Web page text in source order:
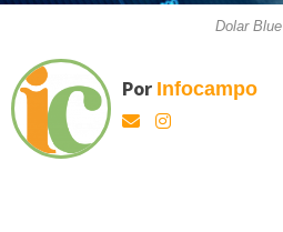
Dolar Blue
Por Infocampo